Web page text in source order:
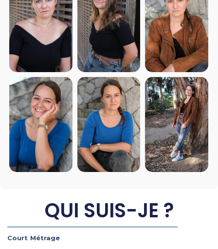
QUI SUIS-JE ?
Court Métrage